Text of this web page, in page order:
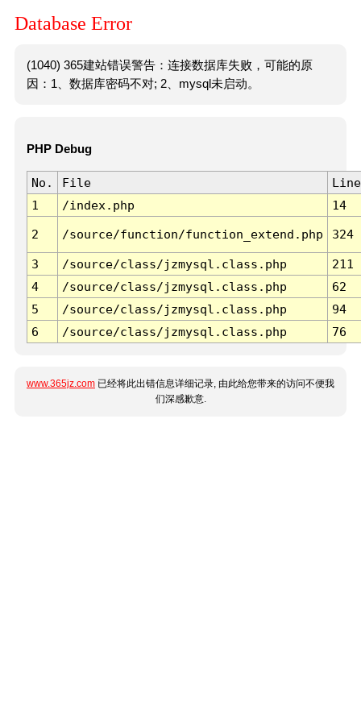
Database Error
(1040) 365建站错误警告：连接数据库失败，可能的原
因：1、数据库密码不对; 2、mysql未启动。
PHP Debug
No. File
Line
1
/index.php 14
2 /source/function/function_extend.php 324
3 /source/class/jzmysql.class.php
211
4
/source/class/jzmysql.class.php
62
5
/source/class/jzmysql.class.php
94
6
/source/class/jzmysql.class.php 76
www.365jz.com 已经将此出错信息详细记录, 由此给您带来的访问不便我
们深感歉意.